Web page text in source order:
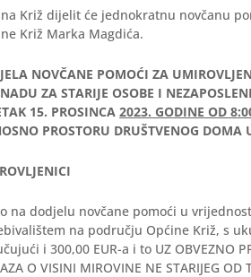
Križ dijelit će jednokratnu novčanu
Križ Marka Magdića.
NOVČANE POMOĆI ZA
ZA STARIJE OSOBE I
15. PROSINCA2023. GODINE OD
PROSTORU DRUŠTVENOG DOMA
na dodjelu novčane pomoći u
na području Općine Križ, s
i 300,00 EUR-a i to UZ OBVEZNO
O VISINI MIROVINE NE STARIJEG OD